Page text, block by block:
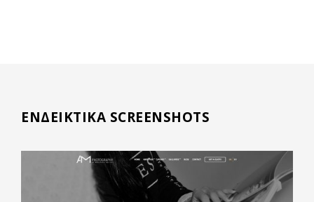
ΕΝΔΕΙΚΤΙΚΑ SCREENSHOTS